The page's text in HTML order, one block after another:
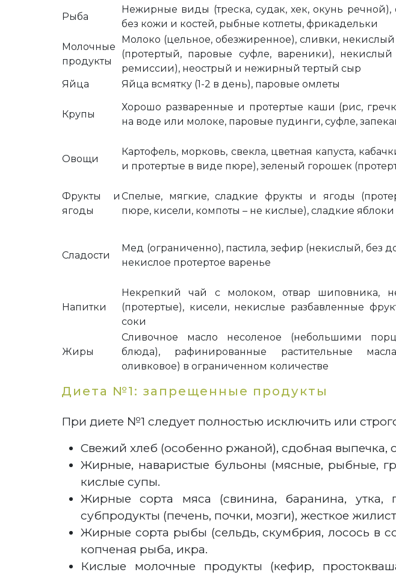
Рыба
Нежирные виды (треска, судак, хек, окунь речной),
без кожи и костей, рыбные котлеты, фрикадельки
Молочные
продукты
Молоко (цельное, обезжиренное), сливки,
(протертый, паровые суфле, вареники),
ремиссии), неострый и нежирный тертый сыр
Яйца
Яйца всмятку (1-2 в день), паровые омлеты
Крупы
Хорошо разваренные и протертые каши (рис,
на воде или молоке, паровые пудинги, суфле,
Овощи
Картофель, морковь, свекла, цветная капуста,
и протертые в виде пюре), зеленый горошек
Фрукты и
ягоды
Спелые, мягкие, сладкие фрукты и ягоды
пюре, кисели, компоты – не кислые), сладкие
Сладости
Мед (ограниченно), пастила, зефир (некислый, без
некислое протертое варенье
Напитки
Некрепкий чай с молоком, отвар шиповника,
(протертые), кисели, некислые разбавленные
соки
Жиры
Сливочное масло несоленое (небольшими
блюда), рафинированные растительные
оливковое) в ограниченном количестве
Диета №1: запрещенные продукты
При диете №1 следует полностью исключить или
Свежий хлеб (особенно ржаной), сдобная выпечка,
Жирные, наваристые бульоны (мясные, рыбные,
кислые супы.
Жирные сорта мяса (свинина, баранина, утка,
субпродукты (печень, почки, мозги), жесткое
Жирные сорта рыбы (сельдь, скумбрия, лосось в
копченая рыба, икра.
Кислые молочные продукты (кефир,